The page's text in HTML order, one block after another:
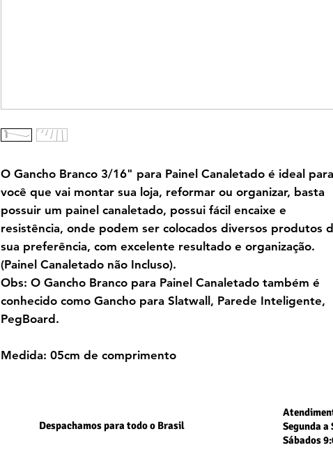
O Gancho Branco 3/16" para Painel Canaletado é ideal para
você que vai montar sua loja, reformar ou organizar, basta
possuir um painel canaletado, possui fácil encaixe e
resistência, onde podem ser colocados diversos produtos
sua preferência, com excelente resultado e organização.
(Painel Canaletado não Incluso).
Obs: O Gancho Branco para Painel Canaletado também é
conhecido como Gancho para Slatwall, Parede Inteligente,
PegBoard.
Medida: 05cm de comprimento
Despachamos para todo o Brasil
Segunda a
Sábados